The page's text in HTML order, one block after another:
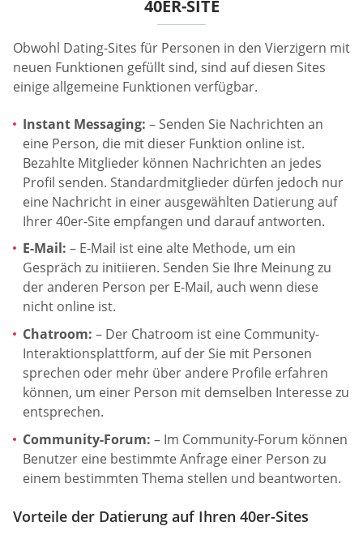
40ER-SITE
Obwohl Dating-Sites für Personen in den Vierzigern mit
neuen Funktionen gefüllt sind, sind auf diesen Sites
einige allgemeine Funktionen verfügbar.
Instant Messaging: – Senden Sie Nachrichten an
eine Person, die mit dieser Funktion online ist.
Bezahlte Mitglieder können Nachrichten an jedes
Profil senden. Standardmitglieder dürfen jedoch nur
eine Nachricht in einer ausgewählten Datierung auf
Ihrer 40er-Site empfangen und darauf antworten.
E-Mail: – E-Mail ist eine alte Methode, um ein
Gespräch zu initiieren. Senden Sie Ihre Meinung zu
der anderen Person per E-Mail, auch wenn diese
nicht online ist.
Chatroom: – Der Chatroom ist eine Community-
Interaktionsplattform, auf der Sie mit Personen
sprechen oder mehr über andere Profile erfahren
können, um einer Person mit demselben Interesse zu
entsprechen.
Community-Forum: – Im Community-Forum können
Benutzer eine bestimmte Anfrage einer Person zu
einem bestimmten Thema stellen und beantworten.
Vorteile der Datierung auf Ihren 40er-Sites